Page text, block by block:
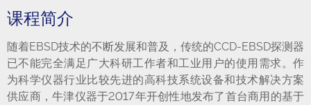
课程简介
随着EBSD技术的不断发展和普及，传统的CCD-EBSD探测器
已不能完全满足广大科研工作者和工业用户的使用需求。作
为科学仪器行业比较先进的高科技系统设备和技术解决方案
供应商，牛津仪器于2017年开创性地发布了首台商用的基于